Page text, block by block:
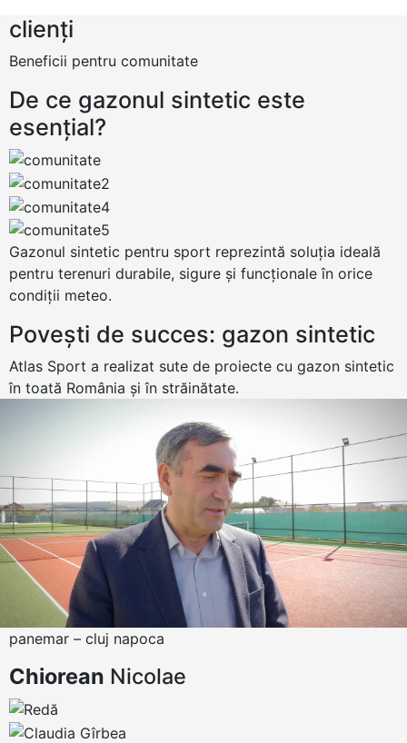
clienți
Beneficii pentru comunitate
De ce gazonul sintetic este
esențial?
Gazonul sintetic pentru sport reprezintă soluția ideală
pentru terenuri durabile, sigure și funcționale în orice
condiții meteo.
Povești de succes: gazon sintetic
Atlas Sport a realizat sute de proiecte cu gazon sintetic
în toată România și în străinătate.
panemar – cluj napoca
Chiorean Nicolae